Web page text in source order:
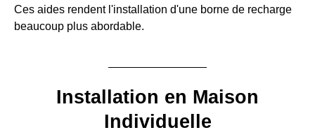
Ces aides rendent l'installation d'une borne de recharge
beaucoup plus abordable.
Installation en Maison
Individuelle